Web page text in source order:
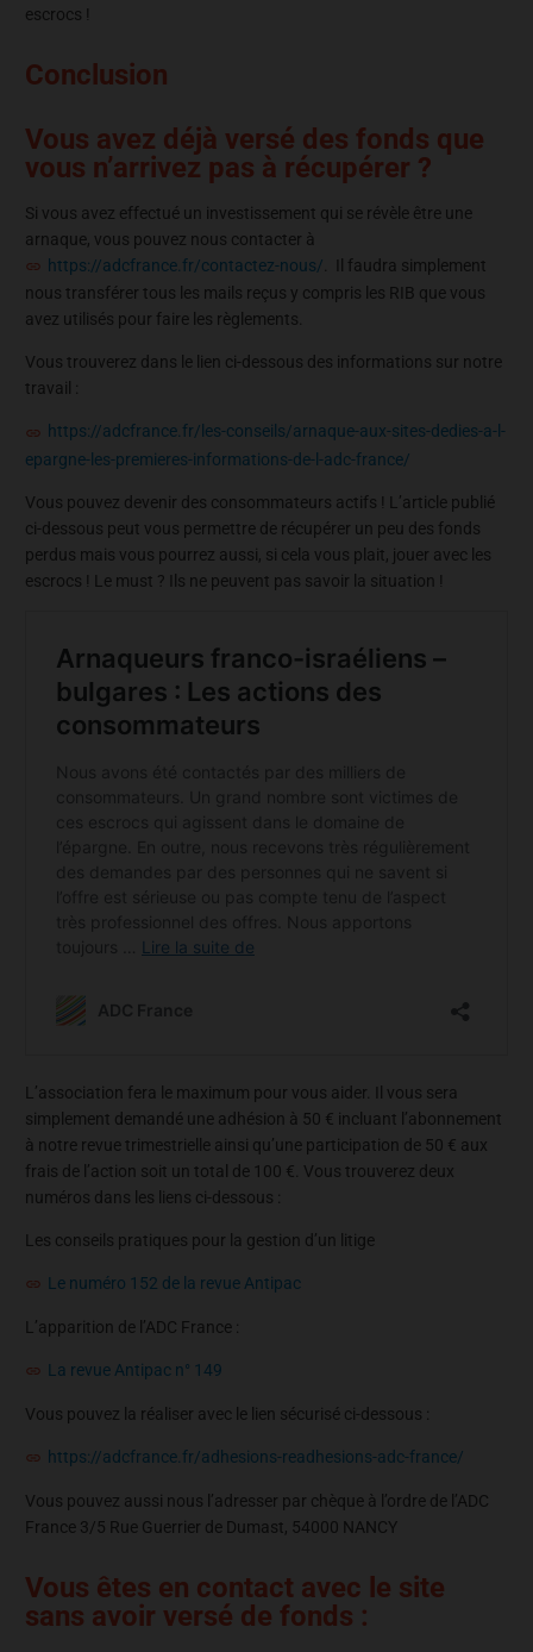
escrocs !
Conclusion
Vous avez déjà versé des fonds que
vous n’arrivez pas à récupérer ?
Si vous avez effectué un investissement qui se révèle être une
arnaque, vous pouvez nous contacter à
https://adcfrance.fr/contactez-nous/ . Il faudra simplement
nous transférer tous les mails reçus y compris les RIB que vous
avez utilisés pour faire les règlements.
Vous trouverez dans le lien ci-dessous des informations sur notre
travail :
https://adcfrance.fr/les-conseils/arnaque-aux-sites-dedies-a-l-
epargne-les-premieres-informations-de-l-adc-france/
Vous pouvez devenir des consommateurs actifs ! L’article publié
ci-dessous peut vous permettre de récupérer un peu des fonds
perdus mais vous pourrez aussi, si cela vous plait, jouer avec les
escrocs ! Le must ? Ils ne peuvent pas savoir la situation !
L’association fera le maximum pour vous aider. Il vous sera
simplement demandé une adhésion à 50 € incluant l’abonnement
à notre revue trimestrielle ainsi qu’une participation de 50 € aux
frais de l’action soit un total de 100 €. Vous trouverez deux
numéros dans les liens ci-dessous :
Les conseils pratiques pour la gestion d’un litige
Le numéro 152 de la revue Antipac
L’apparition de l’ADC France :
La revue Antipac n° 149
Vous pouvez la réaliser avec le lien sécurisé ci-dessous :
https://adcfrance.fr/adhesions-readhesions-adc-france/
Vous pouvez aussi nous l’adresser par chèque à l’ordre de l’ADC
France 3/5 Rue Guerrier de Dumast, 54000 NANCY
Vous êtes en contact avec le site
sans avoir versé de fonds :